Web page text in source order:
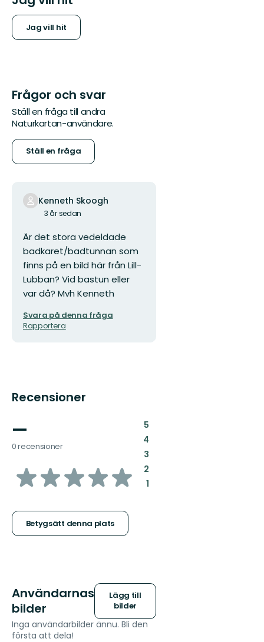
Jag vill hit
Frågor och svar
Ställ en fråga till andra
Naturkartan-användare.
Ställ en fråga
Kenneth Skoogh
3 år sedan
Är det stora vedeldade
badkaret/badtunnan som
finns på en bild här från Lill-
Lubban? Vid bastun eller
var då? Mvh Kenneth
Svara på denna fråga
Rapportera
Recensioner
—
0 recensioner
av
stjärnor
Betygsätt denna plats
5:
4:
3:
2:
1:
Användarnas
bilder
Lägg till
bilder
Inga användarbilder ännu. Bli den
första att dela!